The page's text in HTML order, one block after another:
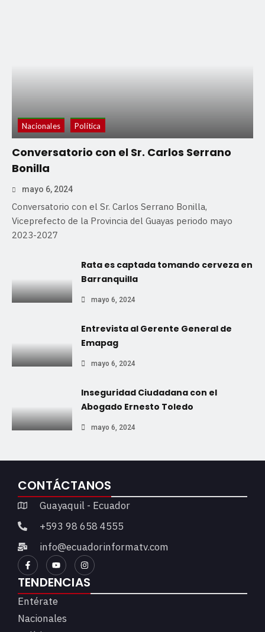
Nacionales Política
Conversatorio con el Sr. Carlos Serrano
Bonilla
mayo 6, 2024
Conversatorio con el Sr. Carlos Serrano Bonilla,
Viceprefecto de la Provincia del Guayas periodo mayo
2023-2027
Rata es captada tomando cerveza en
Barranquilla
mayo 6, 2024
Entrevista al Gerente General de
Emapag
mayo 6, 2024
Inseguridad Ciudadana con el
Abogado Ernesto Toledo
mayo 6, 2024
CONTÁCTANOS
Guayaquil - Ecuador
+593 98 658 4555
info@ecuadorinformatv.com
TENDENCIAS
Entérate
Nacionales